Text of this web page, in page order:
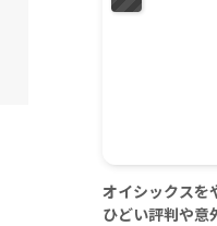
オイシックスを
ひどい評判や意